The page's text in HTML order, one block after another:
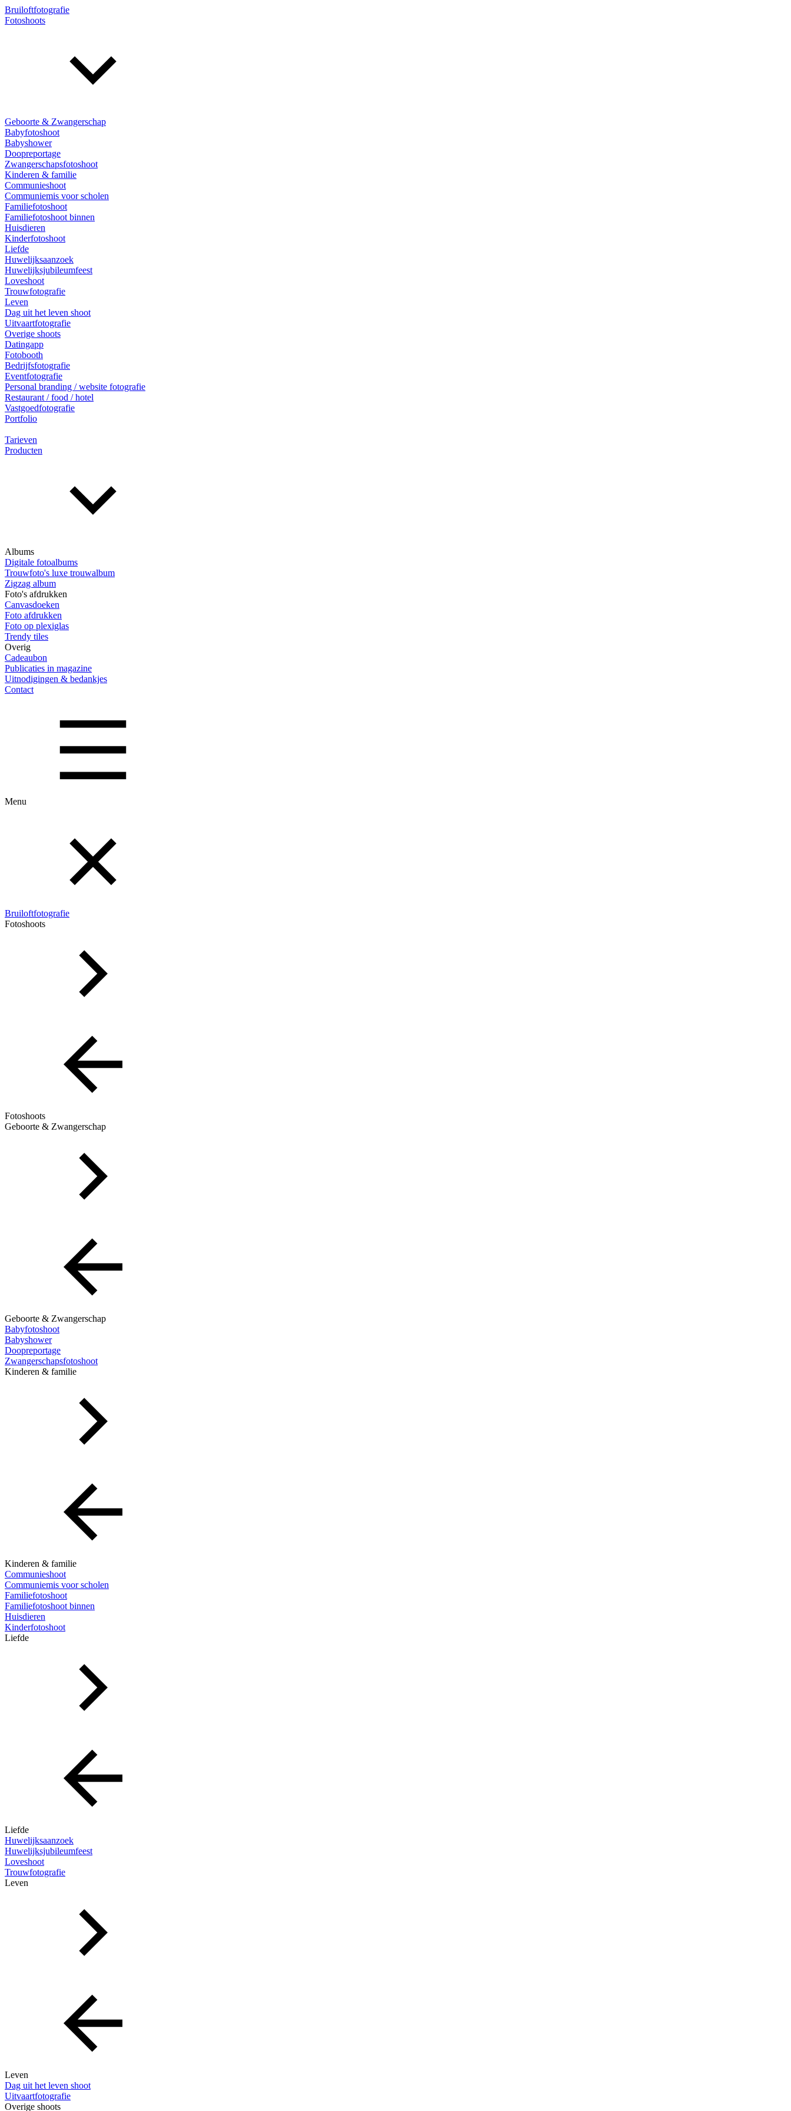
Bruiloftfotografie
Fotoshoots
Geboorte & Zwangerschap
Babyfotoshoot
Babyshower
Doopreportage
Zwangerschapsfotoshoot
Kinderen & familie
Communieshoot
Communiemis voor scholen
Familiefotoshoot
Familiefotoshoot binnen
Huisdieren
Kinderfotoshoot
Liefde
Huwelijksaanzoek
Huwelijksjubileumfeest
Loveshoot
Trouwfotografie
Leven
Dag uit het leven shoot
Uitvaartfotografie
Overige shoots
Datingapp
Fotobooth
Bedrijfsfotografie
Eventfotografie
Personal branding / website fotografie
Restaurant / food / hotel
Vastgoedfotografie
Portfolio
Tarieven
Producten
Albums
Digitale fotoalbums
Trouwfoto's luxe trouwalbum
Zigzag album
Foto's afdrukken
Canvasdoeken
Foto afdrukken
Foto op plexiglas
Trendy tiles
Overig
Cadeaubon
Publicaties in magazine
Uitnodigingen & bedankjes
Contact
Menu
Bruiloftfotografie
Fotoshoots
Fotoshoots
Geboorte & Zwangerschap
Geboorte & Zwangerschap
Babyfotoshoot
Babyshower
Doopreportage
Zwangerschapsfotoshoot
Kinderen & familie
Kinderen & familie
Communieshoot
Communiemis voor scholen
Familiefotoshoot
Familiefotoshoot binnen
Huisdieren
Kinderfotoshoot
Liefde
Liefde
Huwelijksaanzoek
Huwelijksjubileumfeest
Loveshoot
Trouwfotografie
Leven
Leven
Dag uit het leven shoot
Uitvaartfotografie
Overige shoots